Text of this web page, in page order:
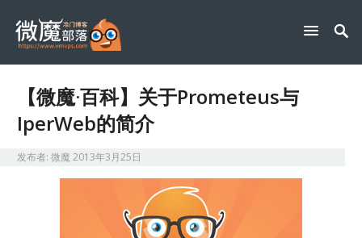
【微魔·百科】关于Prometeus与
IperWeb的简介
发布者:微魔2013年3月25日